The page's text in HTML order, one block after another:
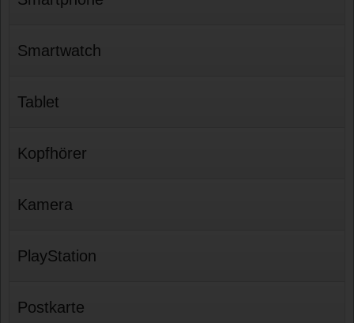
Smartwatch
Tablet
Kopfhörer
Kamera
PlayStation
Postkarte